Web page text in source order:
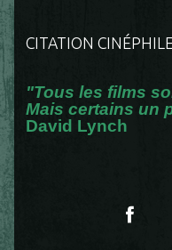
CITATION CINÉPHILE
"Tous les films
Mais certains un
David Lynch